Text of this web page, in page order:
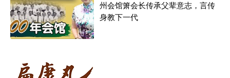
州会馆箫会长传承父辈意志，言传
身教下一代